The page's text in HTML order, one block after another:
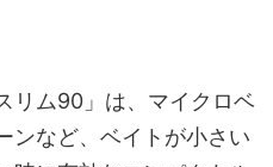
リム90」は、マイクロベ
ンなど、ベイトが小さい